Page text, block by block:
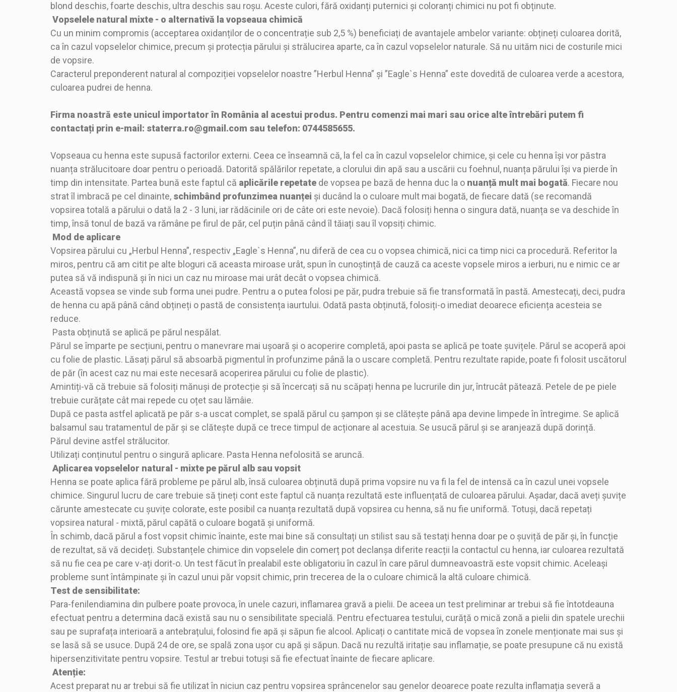
blond deschis, foarte deschis, ultra deschis sau roșu. Aceste culori, fără oxidanți puternici și coloranți chimici nu pot fi obținute.
Vopselele natural mixte - o alternativă la vopseaua chimică
Cu un minim compromis (acceptarea oxidanților de o concentrație sub 2,5 %) beneficiați de avantajele ambelor variante: obțineți culoarea dorită,
ca în cazul vopselelor chimice, precum și protecția părului și strălucirea aparte, ca în cazul vopselelor naturale. Să nu uităm nici de costurile mici
de vopsire.
Caracterul preponderent natural al compoziției vopselelor noastre ”Herbul Henna” și ”Eagle`s Henna” este dovedită de culoarea verde a acestora,
culoarea pudrei de henna.
Firma noastră este unicul importator în România al acestui produs. Pentru comenzi mai mari sau orice alte întrebări putem fi
contactați prin e-mail: staterra.ro@gmail.com sau telefon: 0744585655.
Vopseaua cu henna este supusă factorilor externi. Ceea ce înseamnă că, la fel ca în cazul vopselelor chimice, și cele cu henna își vor păstra
nuanța strălucitoare doar pentru o perioadă. Datorită spălărilor repetate, a clorului din apă sau a uscării cu foehnul, nuanța părului își va pierde în
timp din intensitate. Partea bună este faptul că aplicările repetate de vopsea pe bază de henna duc la o nuanță mult mai bogată. Fiecare nou
strat îl imbracă pe cel dinainte, schimbând profunzimea nuanței și ducând la o culoare mult mai bogată, de fiecare dată (se recomandă
vopsirea totală a părului o dată la 2 - 3 luni, iar rădăcinile ori de câte ori este nevoie). Dacă folosiți henna o singura dată, nuanța se va deschide în
timp, însă tonul de bază va rămâne pe firul de păr, cel puțin până când îl tăiați sau îl vopsiți chimic.
Mod de aplicare
Vopsirea părului cu „Herbul Henna”, respectiv „Eagle`s Henna”, nu diferă de cea cu o vopsea chimică, nici ca timp nici ca procedură. Referitor la
miros, pentru că am citit pe alte bloguri că aceasta miroase urât, spun în cunoștință de cauză ca aceste vopsele miros a ierburi, nu e nimic ce ar
putea să vă indispună și în nici un caz nu miroase mai urât decât o vopsea chimică.
Această vopsea se vinde sub forma unei pudre. Pentru a o putea folosi pe păr, pudra trebuie să fie transformată în pastă. Amestecați, deci, pudra
de henna cu apă până când obțineți o pastă de consistența iaurtului. Odată pasta obținută, folosiți-o imediat deoarece eficiența acesteia se
reduce.
Pasta obținută se aplică pe părul nespălat.
Părul se împarte pe secțiuni, pentru o manevrare mai ușoară și o acoperire completă, apoi pasta se aplică pe toate șuvițele. Părul se acoperă apoi
cu folie de plastic. Lăsați părul să absoarbă pigmentul în profunzime până la o uscare completă. Pentru rezultate rapide, poate fi folosit uscătorul
de păr (în acest caz nu mai este necesară acoperirea părului cu folie de plastic).
Amintiți-vă că trebuie să folosiți mănuși de protecție și să încercați să nu scăpați henna pe lucrurile din jur, întrucât pătează. Petele de pe piele
trebuie curățate cât mai repede cu oțet sau lămâie.
După ce pasta astfel aplicată pe păr s-a uscat complet, se spală părul cu șampon și se clătește până apa devine limpede în întregime. Se aplică
balsamul sau tratamentul de păr și se clătește după ce trece timpul de acționare al acestuia. Se usucă părul și se aranjează după dorință.
Părul devine astfel strălucitor.
Utilizați conținutul pentru o singură aplicare. Pasta Henna nefolosită se aruncă.
Aplicarea vopselelor natural - mixte pe părul alb sau vopsit
Henna se poate aplica fără probleme pe părul alb, însă culoarea obținută după prima vopsire nu va fi la fel de intensă ca în cazul unei vopsele
chimice. Singurul lucru de care trebuie să țineți cont este faptul că nuanța rezultată este influențată de culoarea părului. Așadar, dacă aveți șuvițe
cărunte amestecate cu șuvițe colorate, este posibil ca nuanța rezultată după vopsirea cu henna, să nu fie uniformă. Totuși, dacă repetați
vopsirea natural - mixtă, părul capătă o culoare bogată și uniformă.
În schimb, dacă părul a fost vopsit chimic înainte, este mai bine să consultați un stilist sau să testați henna doar pe o șuviță de păr și, în funcție
de rezultat, să vă decideți. Substanțele chimice din vopselele din comerț pot declanșa diferite reacții la contactul cu henna, iar culoarea rezultată
să nu fie cea pe care v-ați dorit-o. Un test făcut în prealabil este obligatoriu în cazul în care părul dumneavoastră este vopsit chimic. Aceleași
probleme sunt întâmpinate și în cazul unui păr vopsit chimic, prin trecerea de la o culoare chimică la altă culoare chimică.
Test de sensibilitate:
Para-fenilendiamina din pulbere poate provoca, în unele cazuri, inflamarea gravă a pielii. De aceea un test preliminar ar trebui să fie întotdeauna
efectuat pentru a determina dacă există sau nu o sensibilitate specială. Pentru efectuarea testului, curăță o mică zonă a pielii din spatele urechii
sau pe suprafața interioară a antebrațului, folosind fie apă și săpun fie alcool. Aplicați o cantitate mică de vopsea în zonele menționate mai sus și
se lasă să se usuce. După 24 de ore, se spală zona ușor cu apă și săpun. Dacă nu rezultă iritație sau inflamație, se poate presupune că nu există
hipersenzitivitate pentru vopsire. Testul ar trebui totuși să fie efectuat înainte de fiecare aplicare.
Atenție:
Acest preparat nu ar trebui să fie utilizat în niciun caz pentru vopsirea sprâncenelor sau genelor deoarece poate rezulta inflamația severă a